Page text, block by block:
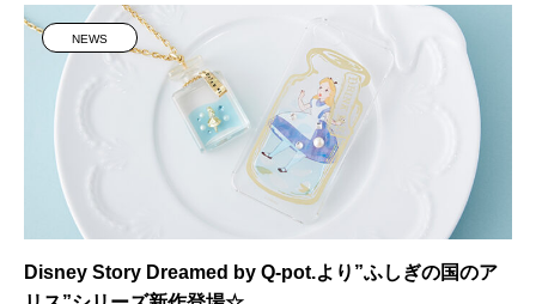
NEWS
Disney Story Dreamed by Q-pot.より”ふしぎの国のア